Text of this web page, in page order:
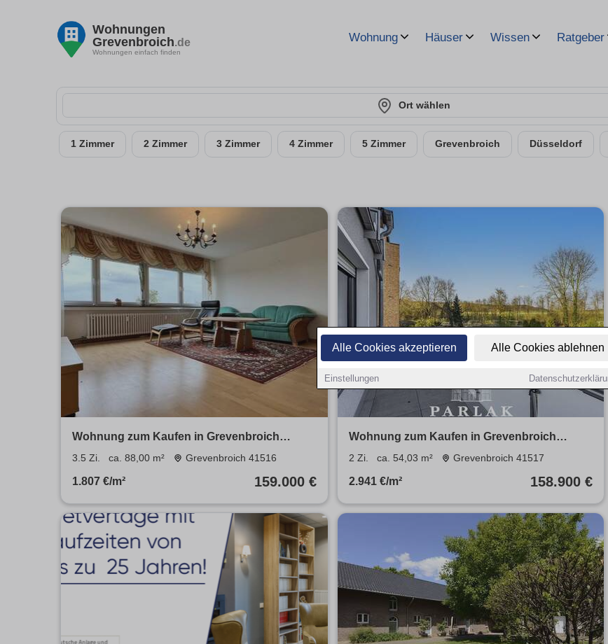
Alle Cookies akzeptieren Alle Cookies ablehnen
Einstellungen
Wohnungen
Grevenbroich.de
Wohnungen einfach finden
Wohnung Häuser Wissen Ratgeber
Ort wählen
1 Zimmer 2 Zimmer 3 Zimmer 4 Zimmer 5 Zimmer Grevenbroich Düsseldorf
Wohnung zum Kaufen in Grevenbroich
159.000 € 88 m²
3.5 Zi. ca. 88,00 m² Grevenbroich 41516
1.807 €/m² 159.000 €
Wohnung zum Kaufen in Grevenbroich
158.900 € 54.03 m²
2 Zi. ca. 54,03 m² Grevenbroich 41517
2.941 €/m² 158.900 €